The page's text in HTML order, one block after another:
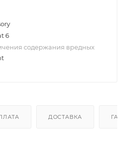
6
содержания вредных
ДОСТАВКА